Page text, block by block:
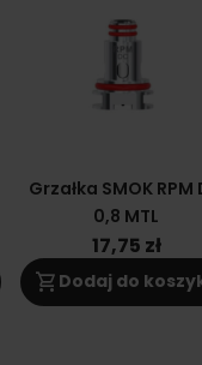
Grzałka SMOK RPM
0,8 MTL
17,75 zł
shopping_cart Dodaj do